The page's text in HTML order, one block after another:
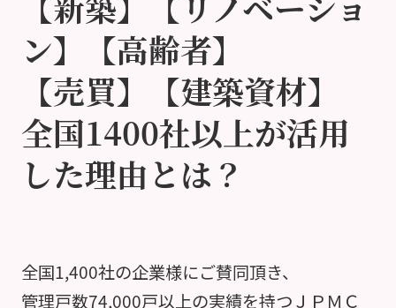
ン】【高齢者】
【売買】【建築資材】
全国1400社以上が活用
した理由とは？
全国1,400社の企業様にご賛同頂き、
管理戸数74,000戸以上の実績を持つＪＰＭＣ